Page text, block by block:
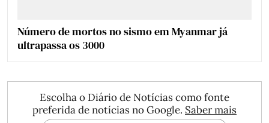
Número de mortos no sismo em Myanmar já
ultrapassa os 3000
Escolha o Diário de Notícias como fonte
preferida de notícias no Google. Saber mais